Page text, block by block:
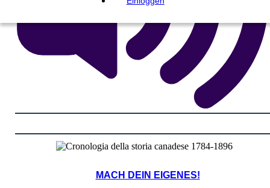
MACH DEIN EIGENES!